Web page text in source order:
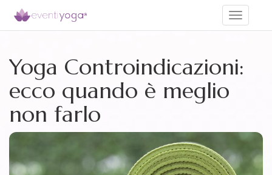
Toggle
Yoga Controindicazioni:
ecco quando è meglio
non farlo